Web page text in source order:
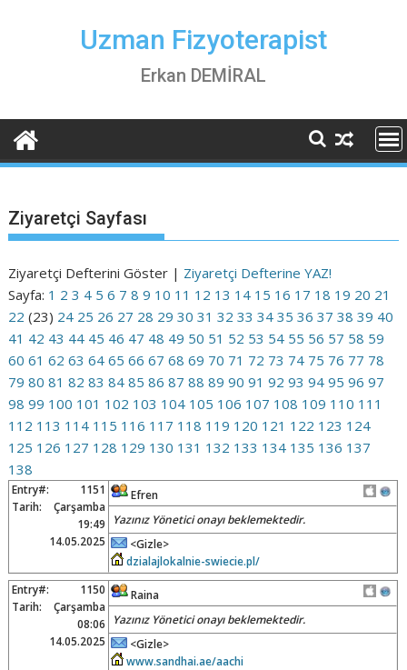
Uzman Fizyoterapist
Erkan DEMİRAL
Ziyaretçi Sayfası
Ziyaretçi Defterini Göster | Ziyaretçi Defterine YAZ!
Sayfa: 1 2 3 4 5 6 7 8 9 10 11 12 13 14 15 16 17 18 19 20 21
22 (23) 24 25 26 27 28 29 30 31 32 33 34 35 36 37 38 39 40
41 42 43 44 45 46 47 48 49 50 51 52 53 54 55 56 57 58 59
60 61 62 63 64 65 66 67 68 69 70 71 72 73 74 75 76 77 78
79 80 81 82 83 84 85 86 87 88 89 90 91 92 93 94 95 96 97
98 99 100 101 102 103 104 105 106 107 108 109 110 111
112 113 114 115 116 117 118 119 120 121 122 123 124
125 126 127 128 129 130 131 132 133 134 135 136 137
138
Entry#:
1151
Tarih:
Çarşamba
19:49
14.05.2025
Efren
Yazınız Yönetici onayı beklemektedir.
<Gizle>
dzialajlokalnie-swiecie.pl/
Entry#:
1150
Tarih:
Çarşamba
08:06
14.05.2025
Raina
Yazınız Yönetici onayı beklemektedir.
<Gizle>
www.sandhai.ae/aachi